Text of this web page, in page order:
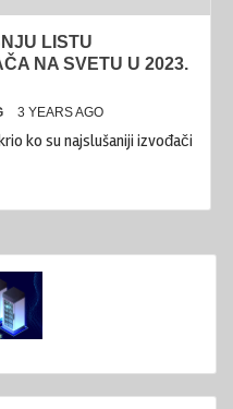
LISTU
NA SVETU U 2023.
3 YEARS AGO
ko su najslušaniji izvođači